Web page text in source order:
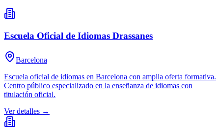
Escuela Oficial de Idiomas Drassanes
Barcelona
Escuela oficial de idiomas en Barcelona con amplia oferta formativa.
Centro público especializado en la enseñanza de idiomas con
titulación oficial.
Ver detalles →